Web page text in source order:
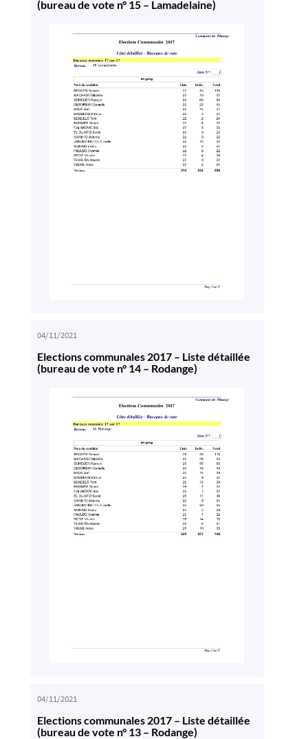
(bureau de vote n° 15 – Lamadelaine)
04/11/2021
Elections communales 2017 – Liste détaillée
(bureau de vote n° 14 – Rodange)
04/11/2021
Elections communales 2017 – Liste détaillée
(bureau de vote n° 13 – Rodange)